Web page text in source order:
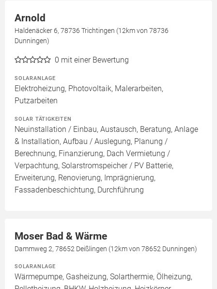
Arnold
Haldenäcker 6, 78736 Trichtingen (12km von 78736
Dunningen)
0 mit einer Bewertung
SOLARANLAGE
Elektroheizung, Photovoltaik, Malerarbeiten,
Putzarbeiten
SOLAR TÄTIGKEITEN
Neuinstallation / Einbau, Austausch, Beratung, Anlage
& Installation, Aufbau / Auslegung, Planung /
Berechnung, Finanzierung, Dach Vermietung /
Verpachtung, Solarstromspeicher / PV Batterie,
Erweiterung, Renovierung, Imprägnierung,
Fassadenbeschichtung, Durchführung
Moser Bad & Wärme
Dammweg 2, 78652 Deißlingen (12km von 78652 Dunningen)
SOLARANLAGE
Wärmepumpe, Gasheizung, Solarthermie, Ölheizung,